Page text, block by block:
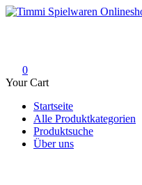
Skip
0
Your Cart
Startseite
Alle Produktkategorien
Produktsuche
Über uns